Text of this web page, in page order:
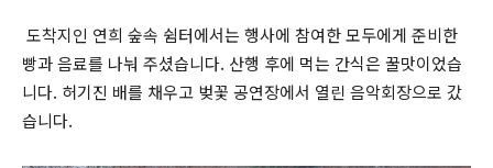
도착지인 연희 숲속 쉼터에서는 행사에 참여한 모두에게 준비한
빵과 음료를 나눠 주셨습니다. 산행 후에 먹는 간식은 꿀맛이었습
니다. 허기진 배를 채우고 벚꽃 공연장에서 열린 음악회장으로 갔
습니다.